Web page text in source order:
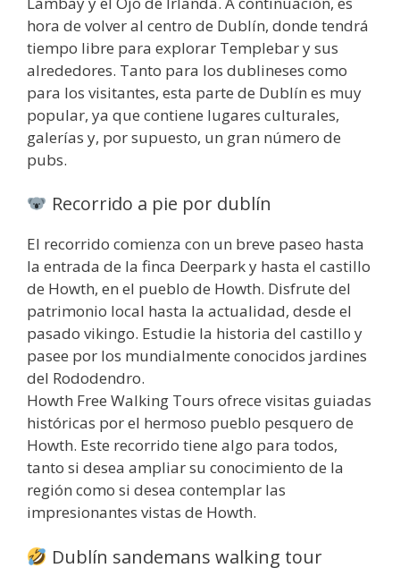
hora de volver al centro de Dublín, donde tendrá
tiempo libre para explorar Templebar y sus
alrededores. Tanto para los dublineses como
para los visitantes, esta parte de Dublín es muy
popular, ya que contiene lugares culturales,
galerías y, por supuesto, un gran número de
pubs.
Recorrido a pie por dublín
El recorrido comienza con un breve paseo hasta
la entrada de la finca Deerpark y hasta el castillo
de Howth, en el pueblo de Howth. Disfrute del
patrimonio local hasta la actualidad, desde el
pasado vikingo. Estudie la historia del castillo y
pasee por los mundialmente conocidos jardines
del Rododendro.
Howth Free Walking Tours ofrece visitas guiadas
históricas por el hermoso pueblo pesquero de
Howth. Este recorrido tiene algo para todos,
tanto si desea ampliar su conocimiento de la
región como si desea contemplar las
impresionantes vistas de Howth.
Dublín sandemans walking tour